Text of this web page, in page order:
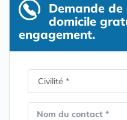
Demande de
domicile
engagement.
Nom du contact *